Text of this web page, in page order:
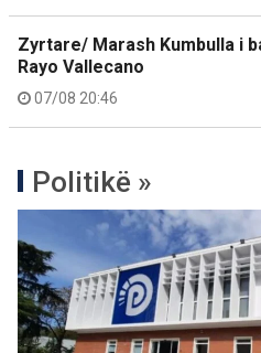
Zyrtare/ Marash Kumbulla i
Rayo Vallecano
07/08 20:46
Politikë »